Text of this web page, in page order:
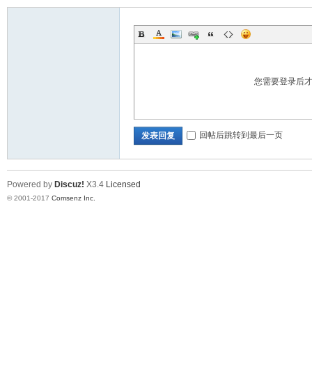
您需要登录后
发表回复 回帖后跳转到最后一页
Powered by Discuz! X3.4 Licensed
© 2001-2017 Comsenz Inc.